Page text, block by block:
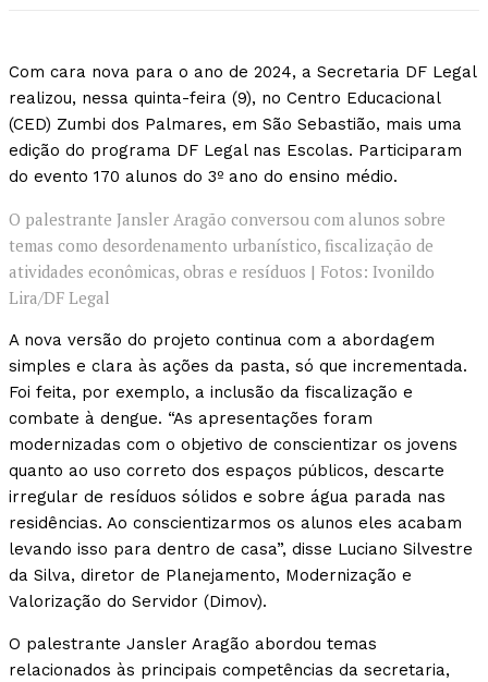
Com cara nova para o ano de 2024, a Secretaria DF Legal
realizou, nessa quinta-feira (9), no Centro Educacional
(CED) Zumbi dos Palmares, em São Sebastião, mais uma
edição do programa DF Legal nas Escolas. Participaram
do evento 170 alunos do 3º ano do ensino médio.
O palestrante Jansler Aragão conversou com alunos sobre
temas como desordenamento urbanístico, fiscalização de
atividades econômicas, obras e resíduos | Fotos: Ivonildo
Lira/DF Legal
A nova versão do projeto continua com a abordagem
simples e clara às ações da pasta, só que incrementada.
Foi feita, por exemplo, a inclusão da fiscalização e
combate à dengue. “As apresentações foram
modernizadas com o objetivo de conscientizar os jovens
quanto ao uso correto dos espaços públicos, descarte
irregular de resíduos sólidos e sobre água parada nas
residências. Ao conscientizarmos os alunos eles acabam
levando isso para dentro de casa”, disse Luciano Silvestre
da Silva, diretor de Planejamento, Modernização e
Valorização do Servidor (Dimov).
O palestrante Jansler Aragão abordou temas
relacionados às principais competências da secretaria,